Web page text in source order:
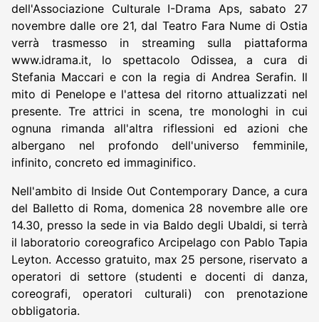
dell'Associazione Culturale I-Drama Aps, sabato 27
novembre dalle ore 21, dal Teatro Fara Nume di Ostia
verrà trasmesso in streaming sulla piattaforma
www.idrama.it, lo spettacolo Odissea, a cura di
Stefania Maccari e con la regia di Andrea Serafin. Il
mito di Penelope e l'attesa del ritorno attualizzati nel
presente. Tre attrici in scena, tre monologhi in cui
ognuna rimanda all'altra riflessioni ed azioni che
albergano nel profondo dell'universo femminile,
infinito, concreto ed immaginifico.
Nell'ambito di Inside Out Contemporary Dance, a cura
del Balletto di Roma, domenica 28 novembre alle ore
14.30, presso la sede in via Baldo degli Ubaldi, si terrà
il laboratorio coreografico Arcipelago con Pablo Tapia
Leyton. Accesso gratuito, max 25 persone, riservato a
operatori di settore (studenti e docenti di danza,
coreografi, operatori culturali) con prenotazione
obbligatoria.